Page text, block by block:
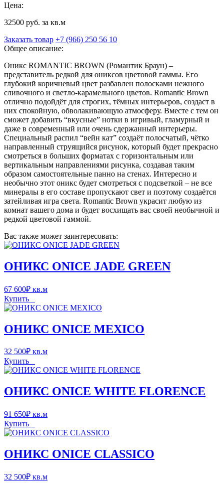
Цена:
32500 руб. за кв.м
Заказать товар +7 (966) 250 56 10
Общее описание:
Оникс ROMANTIC BROWN (Романтик Браун) –
представитель редкой для ониксов цветовой гаммы. Его
глубокий коричневый цвет разбавлен полосками нежного
сливочного и светло-карамельного цветов. Romantic Brown
отлично подойдёт для строгих, тёмных интерьеров, создаст в
них спокойную, обволакивающую атмосферу. Вместе с тем он
сможет добавить “вкусные” нотки в игривый, гламурный и
даже в современный или очень сдержанный интерьеры.
Специальный распил “вейн кат” создаёт полосчатый, чётко
направленный струящийся рисунок, который будет прекрасно
смотреться в больших форматах с горизонтальным или
вертикальным направлениями рисунка, создавая таким
образом самостоятельные панно на стенах. Интересно и
необычно этот оникс будет смотреться с подсветкой – не все
минералы в его составе пропускают свет и поэтому создаётся
затейливая игра света. Romantic Brown украсит любую из
комнат вашего дома и будет восхищать вас своей необычной и
редкой цветовой гаммой.
Вас также может заинтересовать:
ОНИКС ONICE JADE GREEN
67 600₽ кв.м
Купить
ОНИКС ONICE MEXICO
32 500₽ кв.м
Купить
ОНИКС ONICE WHITE FLORENCE
91 650₽ кв.м
Купить
ОНИКС ONICE CLASSICO
32 500₽ кв.м